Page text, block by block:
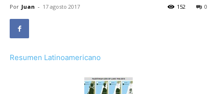
Por Juan - 17 agosto 2017 0
152
Resumen Latinoamericano